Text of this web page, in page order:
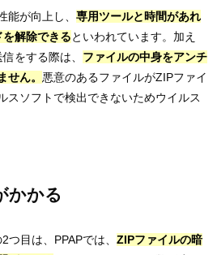
能が向上し、 専用ツールと時間があれ
解除できるといわれています。加え
をする際は、 ファイルの中身をアンチ
せん。 悪意のあるファイルがZIPファイ
スソフトで検出できないためウイルス
かかる
つ目は、PPAPでは、 ZIPファイルの暗